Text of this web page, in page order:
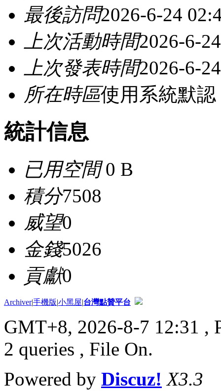
最後訪問2026-6-24
上次活動時間2026-6-
上次發表時間2026-6-
所在時區使用系統默認
統計信息
已用空間0 B
積分7508
威望0
金錢5026
貢獻0
Archiver|手機版|小黑屋|台灣點贊平台
GMT+8, 2026-8-7 12:31 ,
2 queries , File On.
Powered by Discuz! X3.3